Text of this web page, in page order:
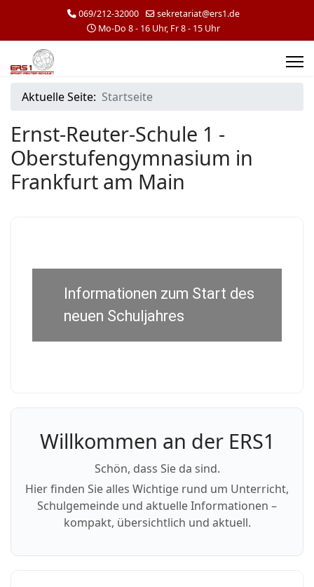
069/212-32000
sekretariat@ers1.de
Mo-Do 8 - 16 Uhr, Fr 8 - 15 Uhr
Aktuelle Seite: Startseite
Ernst-Reuter-Schule 1 -
Oberstufengymnasium in
Frankfurt am Main
Informationen zum Start des
neuen Schuljahres
Willkommen an der ERS1
Schön, dass Sie da sind.
Hier finden Sie alles Wichtige rund um Unterricht,
Schulgemeinde und aktuelle Informationen –
kompakt, übersichtlich und aktuell.